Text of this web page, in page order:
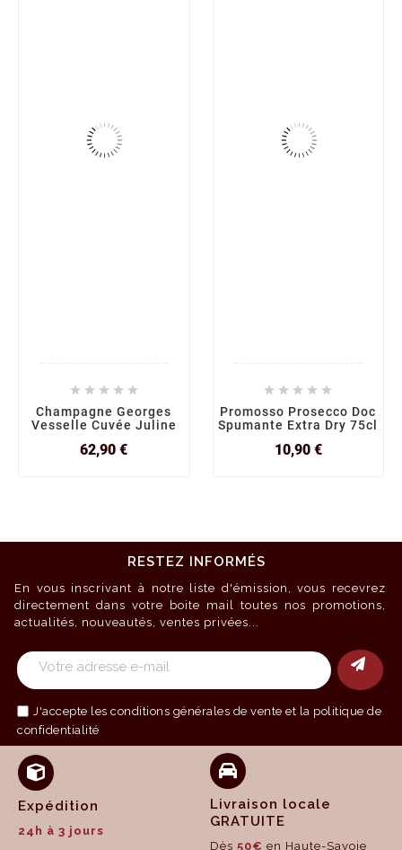
    
Champagne Georges
Vesselle Cuvée Juline
62,90 €Prix
    
Promosso Prosecco Doc
Spumante Extra Dry 75cl
10,90 €Prix
RESTEZ INFORMÉS
En vous inscrivant à notre liste d'émission, vous recevrez
directement dans votre boite mail toutes nos promotions,
actualités, nouveautés, ventes privées...
J'accepte les conditions générales de vente et la politique de
confidentialité
Expédition
24h à 3 jours
Livraison locale
GRATUITE
Dès 50€ en Haute-Savoie